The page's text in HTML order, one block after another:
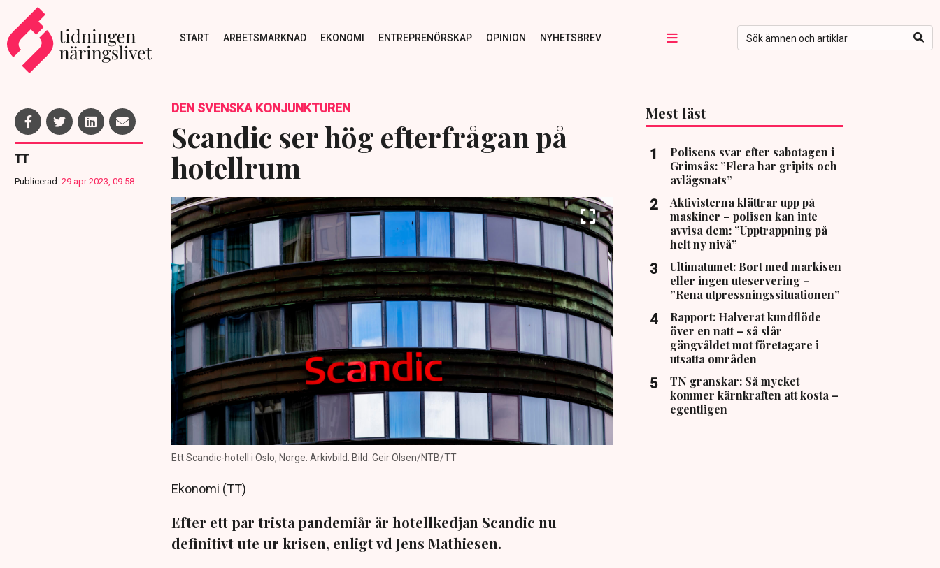
START ARBETSMARKNAD EKONOMI ENTREPRENÖRSKAP OPINION NYHETSBREV
TT
Publicerad: 29 apr 2023, 09:58
DEN SVENSKA KONJUNKTUREN
Scandic ser hög efterfrågan på
hotellrum
Ett Scandic-hotell i Oslo, Norge. Arkivbild. Bild: Geir Olsen/NTB/TT
Ekonomi (TT)
Efter ett par trista pandemiår är hotellkedjan Scandic nu
definitivt ute ur krisen, enligt vd Jens Mathiesen.
Mest läst
Polisens svar efter sabotagen i
Grimsås: ”Flera har gripits och
avlägsnats”
Aktivisterna klättrar upp på
maskiner – polisen kan inte
avvisa dem: ”Upptrappning på
helt ny nivå”
Ultimatumet: Bort med markisen
eller ingen uteservering –
”Rena utpressningssituationen”
Rapport: Halverat kundflöde
över en natt – så slår
gängvåldet mot företagare i
utsatta områden
TN granskar: Så mycket
kommer kärnkraften att kosta –
egentligen